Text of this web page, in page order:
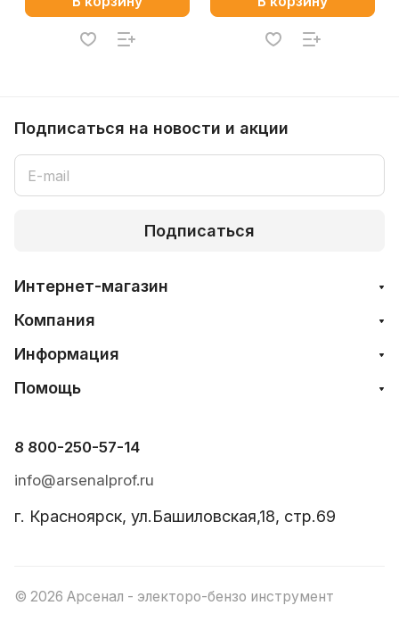
Подписаться на новости и акции
Подписаться
Интернет-магазин
Компания
Информация
Помощь
8 800-250-57-14
info@arsenalprof.ru
г. Красноярск, ул.Башиловская,18, стр.69
© 2026 Арсенал - электоро-бензо инструмент